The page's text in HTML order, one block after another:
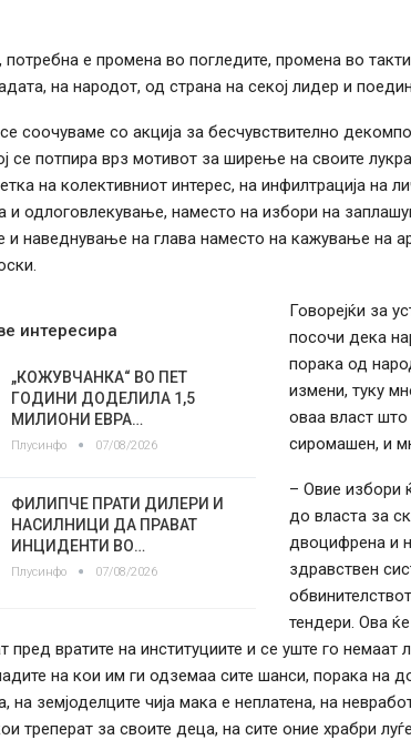
потребна е промена во погледите, промена во
на народот, од страна на секој лидер и
соочуваме со акција за бесчувствително
се потпира врз мотивот за ширење на своите
на колективниот интерес, на инфилтрација на
и одлоговлекување, наместо на избори на
и наведнување на глава наместо на кажување на
интересира
„КОЖУВЧАНКА“ ВО ПЕТ
ГОДИНИ ДОДЕЛИЛА 1,5
МИЛИОНИ ЕВРА…
Плусинфо 07/08/2026
ФИЛИПЧЕ ПРАТИ ДИЛЕРИ И
НАСИЛНИЦИ ДА ПРАВАТ
ИНЦИДЕНТИ ВО…
Плусинфо 07/08/2026
Говорејќи за
посочи дека
порака од
измени, туку
оваа власт што
сиромашен, и
– Овие избори
до власта за
двоцифрена и
здравствен
тендери. Ова
пред вратите на институциите и се уште го
на кои им ги одземаа сите шанси, порака на
на земјоделците чија мака е неплатена, на
треперат за своите деца, на сите оние храбри